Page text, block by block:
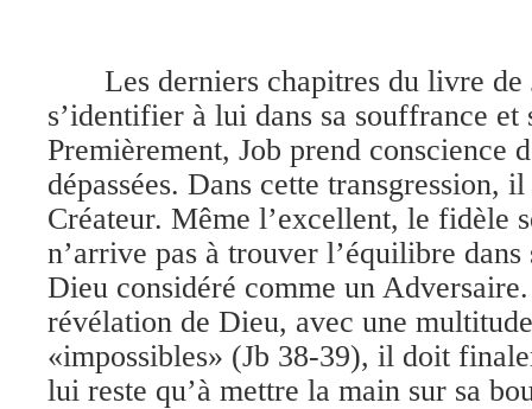
Les derniers chapitres du livre
s’identifier à lui dans sa souffrance et
Premièrement, Job prend conscience
dépassées. Dans cette transgression,
Créateur. Même l’excellent, le fidèle
n’arrive pas à trouver l’équilibre dans
Dieu considéré comme un
révélation de Dieu, avec une
«impossibles» (Jb 38-39), il doit
lui reste qu’à mettre la main sur sa